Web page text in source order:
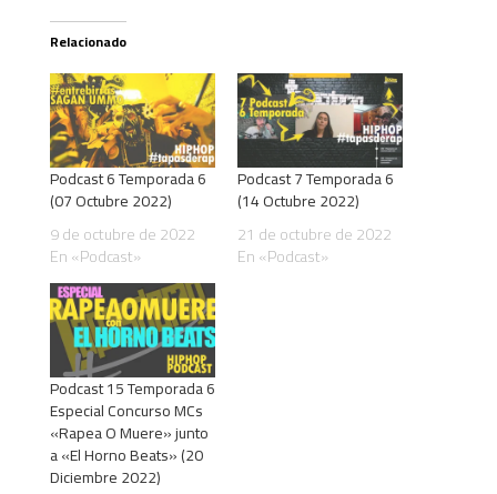
Relacionado
Podcast 6 Temporada 6
(07 Octubre 2022)
9 de octubre de 2022
En «Podcast»
Podcast 7 Temporada 6
(14 Octubre 2022)
21 de octubre de 2022
En «Podcast»
Podcast 15 Temporada 6
Especial Concurso MCs
«Rapea O Muere» junto
a «El Horno Beats» (20
Diciembre 2022)